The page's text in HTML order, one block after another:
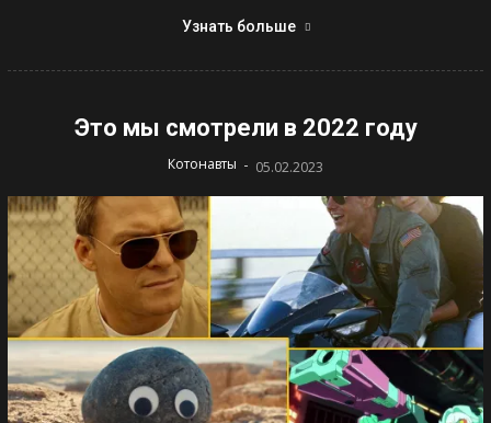
Узнать больше
Это мы смотрели в 2022 году
Котонавты - 05.02.2023